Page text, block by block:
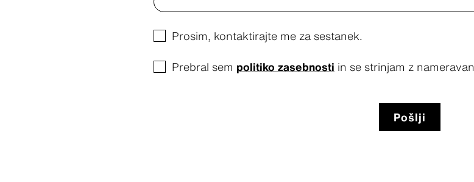
Prosim, kontaktirajte me za sestanek.
Prebral sem politiko zasebnosti in se strinjam z
Pošlji